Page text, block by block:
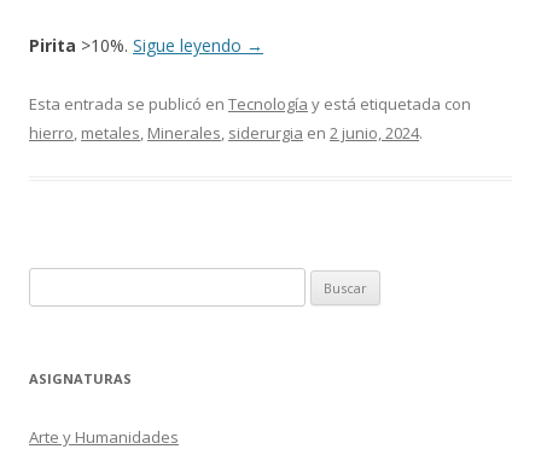
Pirita >10%. Sigue leyendo →
Esta entrada se publicó en Tecnología y está etiquetada con
hierro, metales, Minerales, siderurgia en 2 junio, 2024.
ASIGNATURAS
Arte y Humanidades